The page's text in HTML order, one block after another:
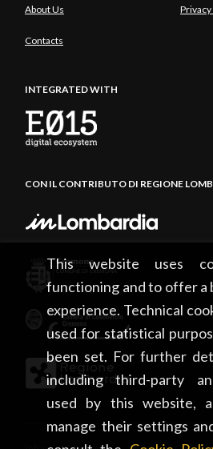
This website uses
functioning and to offer
experience. Technical
used for statistical
been set. For further
including third-party
used by this website,
manage their settings
About Us
Contacts
INTEGRATED WITH
CON IL CONTRIBUTO DI REGIONE